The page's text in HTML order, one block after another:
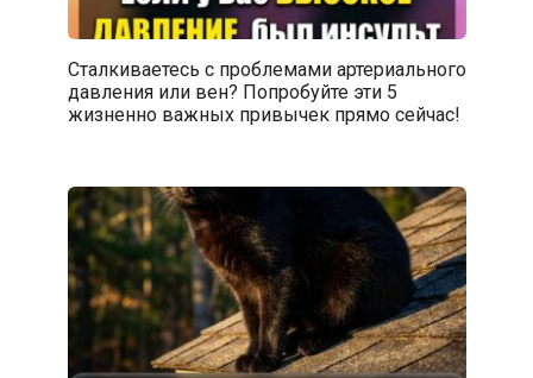
Сталкиваетесь с проблемами артериального
давления или вен? Попробуйте эти 5
жизненно важных привычек прямо сейчас!